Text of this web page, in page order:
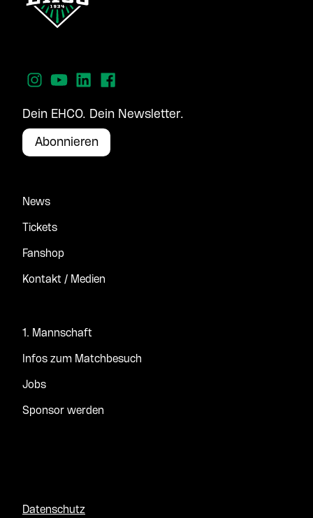
Dein EHCO. Dein Newsletter.
Abonnieren
News
Tickets
Fanshop
Kontakt / Medien
1. Mannschaft
Infos zum Matchbesuch
Jobs
Sponsor werden
Datenschutz